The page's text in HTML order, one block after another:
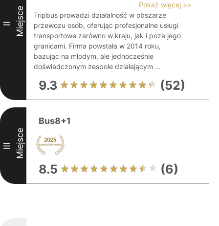
II Miejsce
Pokaż więcej >>
Tripbus prowadzi działalność w obszarze
przewozu osób, oferując profesjonalne usługi
transportowe zarówno w kraju, jak i poza jego
granicami. Firma powstała w 2014 roku,
bazując na młodym, ale jednocześnie
doświadczonym zespole działającym ...
9.3 (52)
III Miejsce
Bus8+1
8.5 (6)